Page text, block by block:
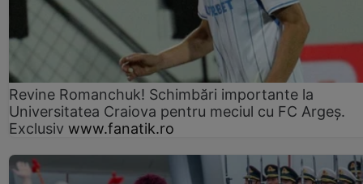
Revine Romanchuk! Schimbări importante la
Universitatea Craiova pentru meciul cu FC Argeş.
Exclusiv www.fanatik.ro